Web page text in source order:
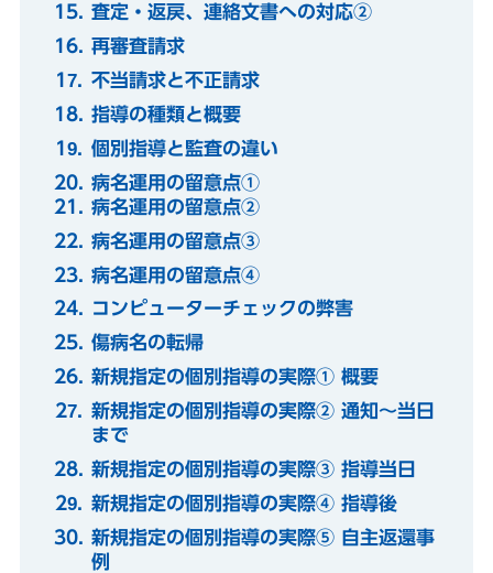
査定・返戻、連絡文書への対応②
再審査請求
不当請求と不正請求
指導の種類と概要
個別指導と監査の違い
病名運用の留意点①
病名運用の留意点②
病名運用の留意点③
病名運用の留意点④
コンピューターチェックの弊害
傷病名の転帰
新規指定の個別指導の実際① 概要
新規指定の個別指導の実際② 通知～当日
まで
新規指定の個別指導の実際③ 指導当日
新規指定の個別指導の実際④ 指導後
新規指定の個別指導の実際⑤ 自主返還事
例